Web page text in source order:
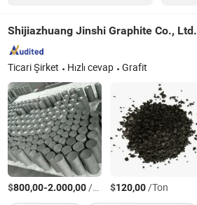
Shijiazhuang Jinshi Graphite Co., Ltd.
Ticari Şirket Hızlı cevap Grafit
$800,00-2.000,00/Ton $120,00/Ton